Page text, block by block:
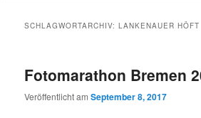
SCHLAGWORTARCHIV:LANKENAUER HÖFT
Fotomarathon Bremen
Veröffentlicht amSeptember 8, 2017